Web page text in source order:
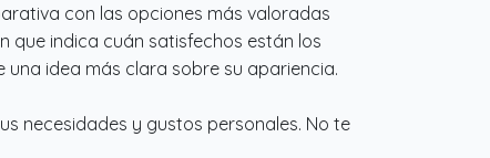
con las opciones más valoradas
que indica cuán satisfechos están los
idea más clara sobre su apariencia.
necesidades y gustos personales. No te